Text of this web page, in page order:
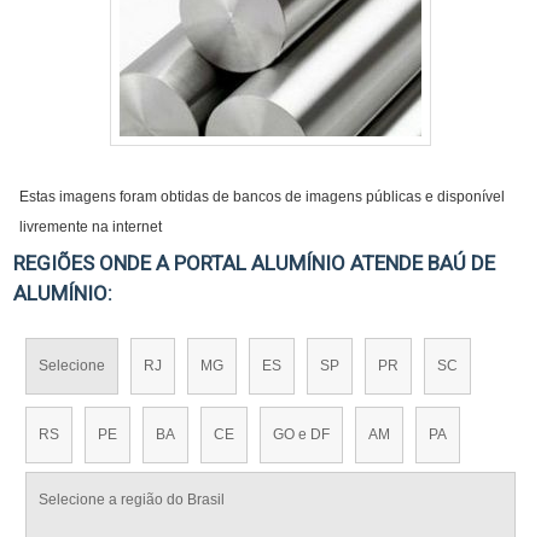
Estas imagens foram obtidas de bancos de imagens públicas e disponível
livremente na internet
REGIÕES ONDE A PORTAL ALUMÍNIO ATENDE BAÚ DE
ALUMÍNIO:
Selecione RJ MG ES SP PR SC
RS PE BA CE GO e DF AM PA
Selecione a região do Brasil